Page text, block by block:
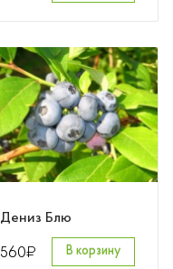
Дениз Блю
560₽ В корзину